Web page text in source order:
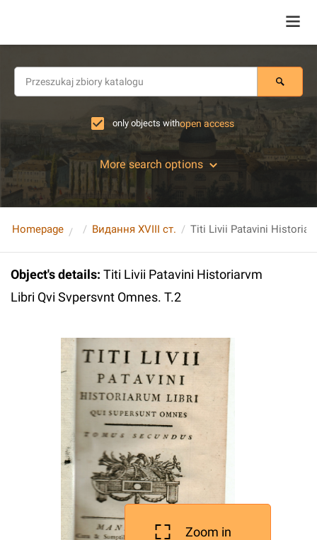
only objects withopen access
More search options
Homepage Видання XVIII ст.
Object's details: Titi Livii Patavini Historiarvm
Libri Qvi Svpersvnt Omnes. T.2
Zoom in